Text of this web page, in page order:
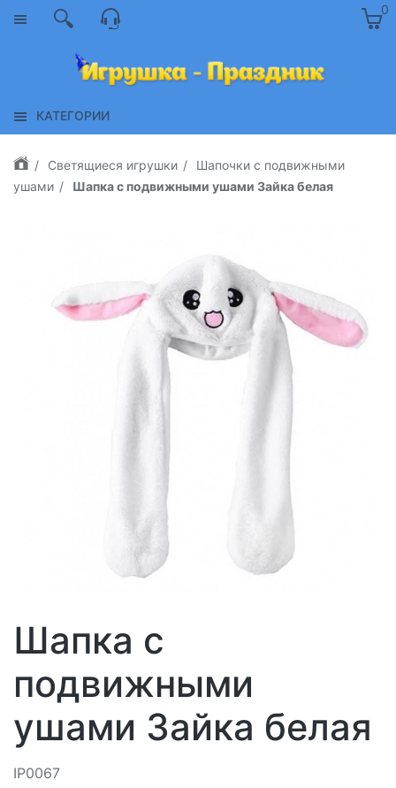
0
КАТЕГОРИИ
Светящиеся игрушки
Шапочки с подвижными
ушами
Шапка с подвижными ушами Зайка белая
Шапка с
подвижными
ушами Зайка белая
IP0067